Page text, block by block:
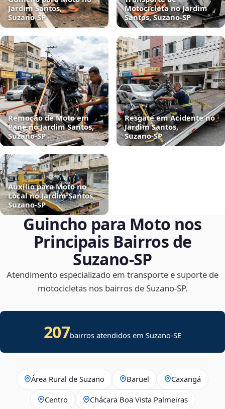
Jardim Santos,
Suzano‑SP
Motocicleta no Jardim
Santos, Suzano‑SP
Remoção de Moto em
Pane no Jardim Santos,
Suzano‑SP
Resgate em Acidente no
Jardim Santos,
Suzano‑SP
Auxílio para Moto no
Local no Jardim Santos,
Suzano‑SP
Guincho para Moto nos
Principais Bairros de
Suzano‑SP
Atendimento especializado em transporte e suporte de
motocicletas nos bairros de Suzano‑SP.
207bairros atendidos emSuzano-SE
Área Rural de Suzano Baruel Caxangá
Centro Chácara Boa Vista Palmeiras